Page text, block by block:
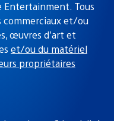
Tous
commerciaux et/ou
œuvres d’art et
et/ou du matériel
propriétaires